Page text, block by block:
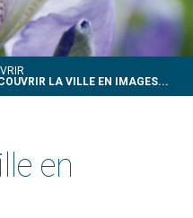
LA VILLE EN IMAGES...
en